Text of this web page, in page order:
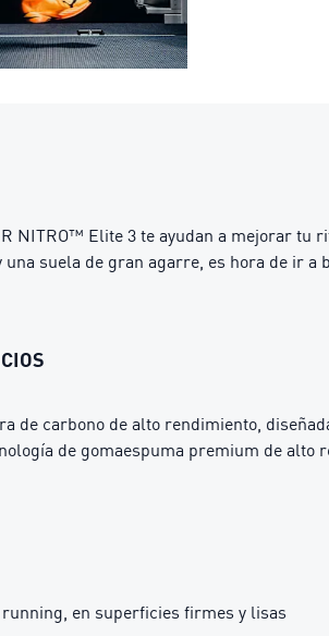
NITRO™ Elite 3 te ayudan a mejorar
una suela de gran agarre, es hora de ir
de carbono de alto rendimiento,
de gomaespuma premium de
en superficies firmes y lisas